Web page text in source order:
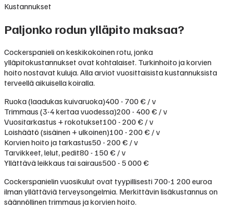
Kustannukset
Paljonko rodun ylläpito maksaa?
Cockerspanieli on keskikokoinen rotu, jonka
ylläpitokustannukset ovat kohtalaiset. Turkinhoito ja korvien
hoito nostavat kuluja. Alla arviot vuosittaisista kustannuksista
terveellä aikuisella koiralla.
Ruoka (laadukas kuivaruoka)400 - 700 € / v
Trimmaus (3-4 kertaa vuodessa)200 - 400 € / v
Vuositarkastus + rokotukset100 - 200 € / v
Loishäätö (sisäinen + ulkoinen)100 - 200 € / v
Korvien hoito ja tarkastus50 - 200 € / v
Tarvikkeet, lelut, pedit80 - 150 € / v
Yllättävä leikkaus tai sairaus500 - 5 000 €
Cockerspanielin vuosikulut ovat tyypillisesti 700-1 200 euroa
ilman yllättäviä terveysongelmia. Merkittävin lisäkustannus on
säännöllinen trimmaus ja korvien hoito.